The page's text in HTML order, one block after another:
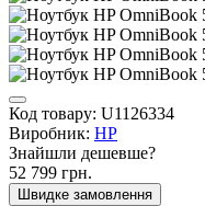
Код товару: U1126334
Виробник: HP
Знайшли дешевше?
52 799 грн.
Швидке замовлення